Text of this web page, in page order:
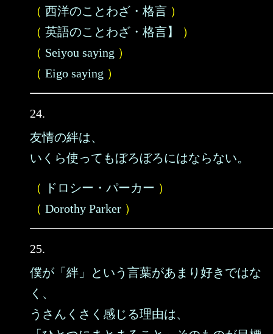
（ 西洋のことわざ・格言 ）
（ 英語のことわざ・格言】
）
（ Seiyou saying ）
（ Eigo saying ）
24.
友情の絆は、
いくら使ってもぼろぼろにはならない。
（ ドロシー・パーカー ）
（ Dorothy Parker ）
25.
僕が「絆」という言葉があまり好きではな
く、
うさんくさく感じる理由は、